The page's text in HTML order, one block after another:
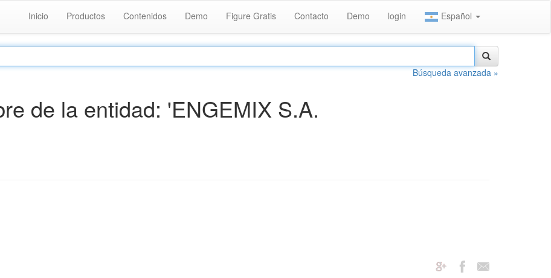
Inicio Productos Contenidos Demo Figure Gratis Contacto Demo login Español
Búsqueda avanzada »
de la entidad: 'ENGEMIX S.A.